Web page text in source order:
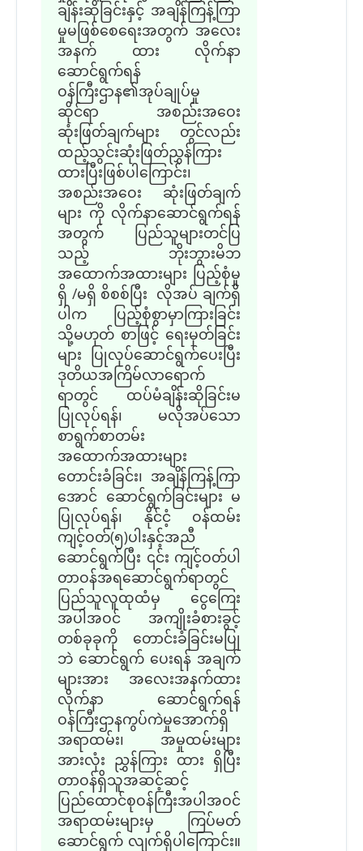
ချိန်းဆိုခြင်းနှင့် အချိန်ကြန့်ကြာ
မှုမဖြစ်စေရေးအတွက် အလေး
အနက် ထား လိုက်နာ
ဆောင်ရွက်ရန်
ဝန်ကြီးဌာန၏အုပ်ချုပ်မှု
ဆိုင်ရာ အစည်းအဝေး
ဆုံးဖြတ်ချက်များ တွင်လည်း
ထည့်သွင်းဆုံးဖြတ်ညွှန်ကြား
ထားပြီးဖြစ်ပါကြောင်း၊
အစည်းအဝေး ဆုံးဖြတ်ချက်
များ ကို လိုက်နာဆောင်ရွက်ရန်
အတွက် ပြည်သူများတင်ပြ
သည့် ဘိုးဘွားမိဘ
အထောက်အထားများ ပြည့်စုံမှု
ရှိ /မရှိ စိစစ်ပြီး လိုအပ် ချက်ရှိ
ပါက ပြည့်စုံစွာမှာကြားခြင်း
သို့မဟုတ် စာဖြင့် ရေးမှတ်ခြင်း
များ ပြုလုပ်ဆောင်ရွက်ပေးပြီး
ဒုတိယအကြိမ်လာရောက်
ရာတွင် ထပ်မံချိန်းဆိုခြင်းမ
ပြုလုပ်ရန်၊ မလိုအပ်သော
စာရွက်စာတမ်း
အထောက်အထားများ
တောင်းခံခြင်း၊ အချိန်ကြန့်ကြာ
အောင် ဆောင်ရွက်ခြင်းများ မ
ပြုလုပ်ရန်၊ နိုင်ငံ့ ဝန်ထမ်း
ကျင့်ဝတ်(၅)ပါးနှင့်အညီ
ဆောင်ရွက်ပြီး ၎င်း ကျင့်ဝတ်ပါ
တာဝန်အရဆောင်ရွက်ရာတွင်
ပြည်သူလူထုထံမှ ငွေကြေး
အပါအဝင် အကျိုးခံစားခွင့်
တစ်ခုခုကို တောင်းခံခြင်းမပြု
ဘဲ ဆောင်ရွက် ပေးရန် အချက်
များအား အလေးအနက်ထား
လိုက်နာ ဆောင်ရွက်ရန်
ဝန်ကြီးဌာနကွပ်ကဲမှုအောက်ရှိ
အရာထမ်း၊ အမှုထမ်းများ
အားလုံး ညွှန်ကြား ထား ရှိပြီး
တာဝန်ရှိသူအဆင့်ဆင့်
ပြည်ထောင်စုဝန်ကြီးအပါအဝင်
အရာထမ်းများမှ ကြပ်မတ်
ဆောင်ရွက် လျက်ရှိပါကြောင်း။